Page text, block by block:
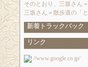
そのとおり、三坂さん
三坂さん＝散歩道の「
新着トラックバック
リンク
//www.google.co.jp/